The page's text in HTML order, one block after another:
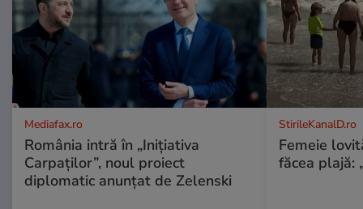
Mediafax.ro
România intră în „Inițiativa
Carpaților”, noul proiect
diplomatic anunțat de Zelenski
StirileKanalD.ro
Femeie
făcea plajă: